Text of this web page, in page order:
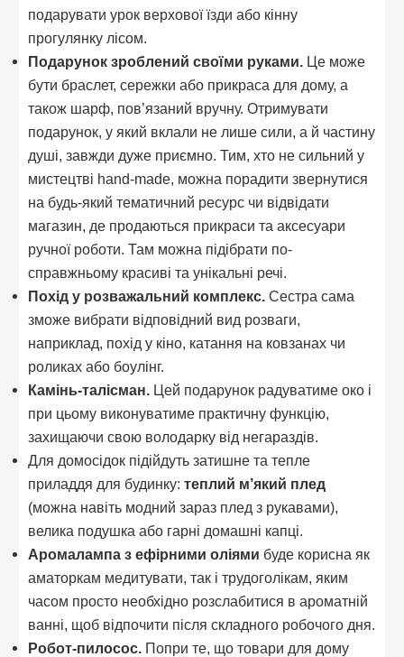
подарувати урок верхової їзди або кінну
прогулянку лісом.
Подарунок зроблений своїми руками. Це може
бути браслет, сережки або прикраса для дому, а
також шарф, пов’язаний вручну. Отримувати
подарунок, у який вклали не лише сили, а й частину
душі, завжди дуже приємно. Тим, хто не сильний у
мистецтві hand-made, можна порадити звернутися
на будь-який тематичний ресурс чи відвідати
магазин, де продаються прикраси та аксесуари
ручної роботи. Там можна підібрати по-
справжньому красиві та унікальні речі.
Похід у розважальний комплекс. Сестра сама
зможе вибрати відповідний вид розваги,
наприклад, похід у кіно, катання на ковзанах чи
роликах або боулінг.
Камінь-талісман. Цей подарунок радуватиме око і
при цьому виконуватиме практичну функцію,
захищаючи свою володарку від негараздів.
Для домосідок підійдуть затишне та тепле
приладдя для будинку:теплий м’який плед
(можна навіть модний зараз плед з рукавами),
велика подушка або гарні домашні капці.
Аромалампа з ефірними оліями буде корисна як
аматоркам медитувати, так і трудоголікам, яким
часом просто необхідно розслабитися в ароматній
ванні, щоб відпочити після складного робочого дня.
Робот-пилосос. Попри те, що товари для дому